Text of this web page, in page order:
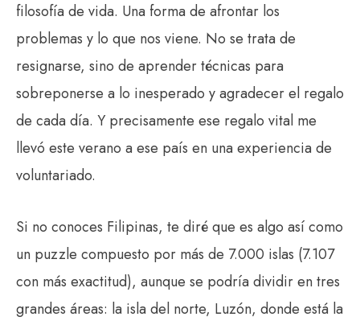
filosofía de vida. Una forma de afrontar los
problemas y lo que nos viene. No se trata de
resignarse, sino de aprender técnicas para
sobreponerse a lo inesperado y agradecer el regalo
de cada día. Y precisamente ese regalo vital me
llevó este verano a ese país en una experiencia de
voluntariado.
Si no conoces Filipinas, te diré que es algo así como
un puzzle compuesto por más de 7.000 islas (7.107
con más exactitud), aunque se podría dividir en tres
grandes áreas: la isla del norte, Luzón, donde está la